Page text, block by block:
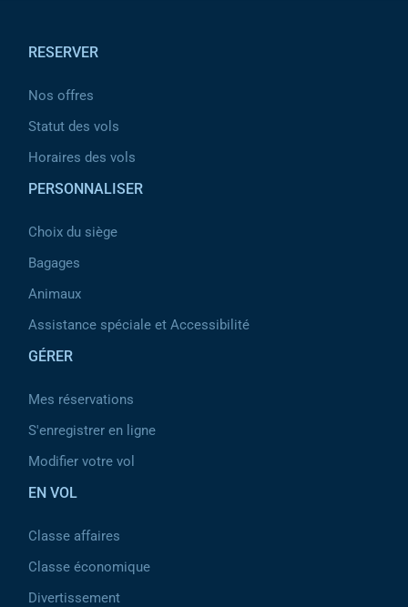
RESERVER
Nos offres
Statut des vols
Horaires des vols
PERSONNALISER
Choix du siège
Bagages
Animaux
Assistance spéciale et Accessibilité
GÉRER
Mes réservations
S'enregistrer en ligne
Modifier votre vol
EN VOL
Classe affaires
Classe économique
Divertissement